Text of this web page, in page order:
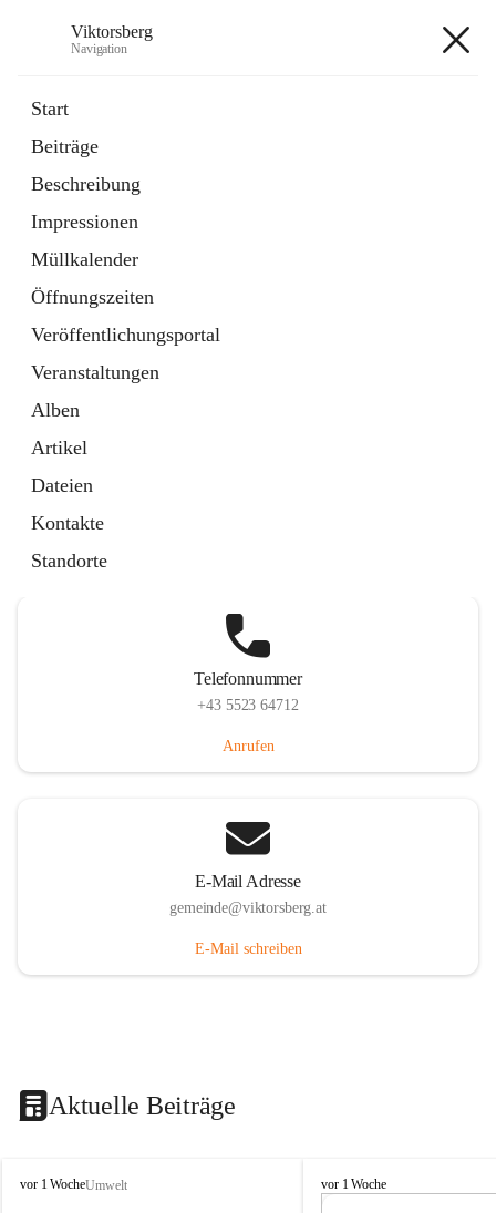
Viktorsberg
Navigation
Start
Beiträge
Beschreibung
Impressionen
Müllkalender
Öffnungszeiten
Veröffentlichungsportal
Veranstaltungen
Alben
Artikel
Dateien
Kontakte
Standorte
1 Schnellzugriff
Bürgerservice
10 Schnellzugriffe
Telefonnummer
+43 5523 64712
Anrufen
E-Mail Adresse
gemeinde@viktorsberg.at
E-Mail schreiben
Aktuelle Beiträge
V
vor 1 WocheUmwelt
V
vor 1 Woche